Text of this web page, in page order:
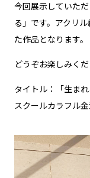
今回展示していた
る」です。アクリ
た作品となります。
どうぞお楽しみくだ
タイトル：「生ま
スクールカラフル金